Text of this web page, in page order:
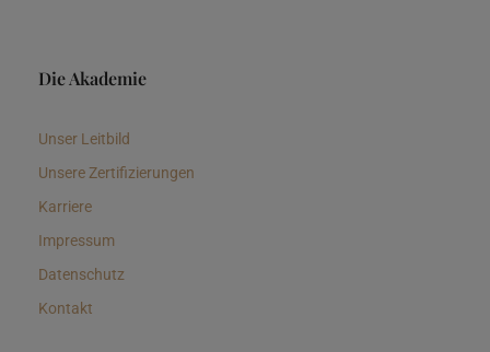
Die Akademie
Unser Leitbild
Unsere Zertifizierungen
Karriere
Impressum
Datenschutz
Kontakt